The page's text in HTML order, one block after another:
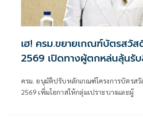
เฮ! ครม.ขยายเกณฑ์บัตรสวัส
2569 เปิดทางผู้ตกหล่นลุ้นรั
ครม. อนุมัติปรับหลักเกณฑ์โครงการบัตรสวั
2569 เพิ่มโอกาสให้กลุ่มเปราะบางและผู้